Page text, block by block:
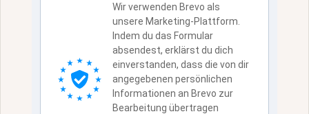
Wir verwenden Brevo als
unsere Marketing-Plattform.
Indem du das Formular
absendest, erklärst du dich
einverstanden, dass die von dir
angegebenen persönlichen
Informationen an Brevo zur
Bearbeitung übertragen